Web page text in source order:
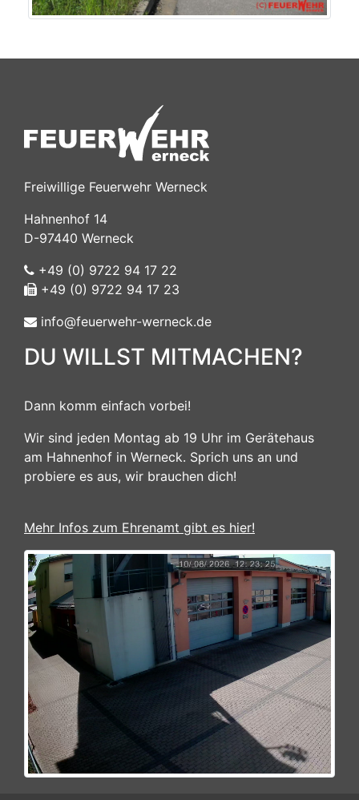
Freiwillige Feuerwehr Werneck
Hahnenhof 14
D-97440 Werneck
+49 (0) 9722 94 17 22
+49 (0) 9722 94 17 23
info@feuerwehr-werneck.de
DU WILLST MITMACHEN?
Dann komm einfach vorbei!
Wir sind jeden Montag ab 19 Uhr im Gerätehaus
am Hahnenhof in Werneck. Sprich uns an und
probiere es aus, wir brauchen dich!
Mehr Infos zum Ehrenamt gibt es hier!